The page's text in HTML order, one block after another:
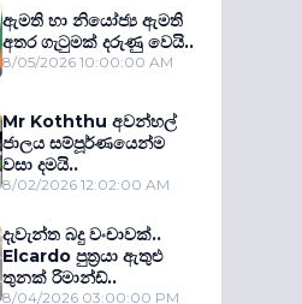
ඇමති හා නියෝජ්‍ය ඇමති
අතර ගැටුමක් දරුණු වෙයි..
8/05/2026 10:00:00 AM
Mr Koththu අවන්හල්
ජාලය සම්පූර්ණයෙන්ම
වසා දමයි..
8/02/2026 12:02:00 AM
දැවැන්ත බදු වංචාවක්..
Elcardo පුත‍්‍රයා ඇතුළු
තුනක් රිමාන්ඩ්..
8/04/2026 03:00:00 PM